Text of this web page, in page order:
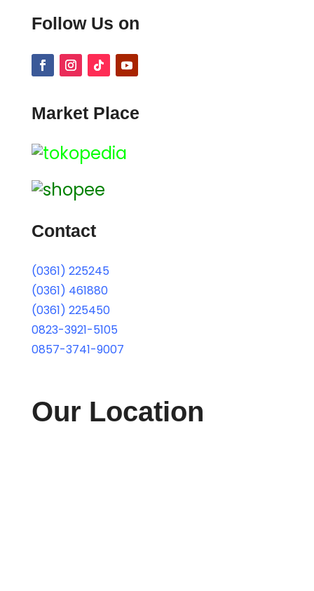
Follow Us on
Market Place
Contact
(0361) 225245
(0361) 461880
(0361) 225450
0823-3921-5105
0857-3741-9007
Our Location